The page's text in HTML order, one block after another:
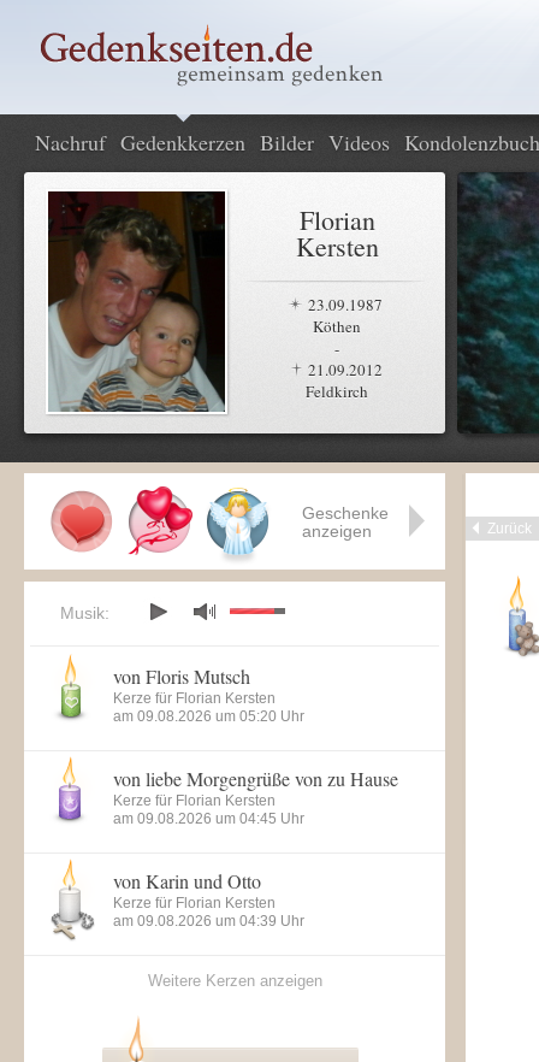
Nachruf Gedenkkerzen Bilder Videos Kondolenzbuch
Florian
Kersten
23.09.1987
Köthen
-
21.09.2012
Feldkirch
Zurück
Geschenke
anzeigen
Musik:
von Floris Mutsch
Kerze für Florian Kersten
am 09.08.2026 um 05:20 Uhr
von liebe Morgengrüße von zu Hause
Kerze für Florian Kersten
am 09.08.2026 um 04:45 Uhr
von Karin und Otto
Kerze für Florian Kersten
am 09.08.2026 um 04:39 Uhr
Weitere Kerzen anzeigen